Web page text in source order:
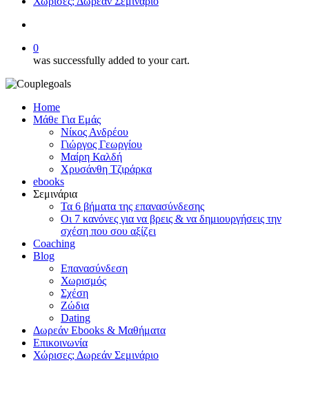
0
was successfully added to your cart.
Home
Μάθε Για Εμάς
Νίκος Ανδρέου
Γιώργος Γεωργίου
Μαίρη Καλδή
Χρυσάνθη Τζιράρκα
ebooks
Σεμινάρια
Τα 6 βήματα της επανασύνδεσης
Οι 7 κανόνες για να βρεις & να δημιουργήσεις την
σχέση που σου αξίζει
Coaching
Blog
Επανασύνδεση
Χωρισμός
Σχέση
Ζώδια
Dating
Δωρεάν Ebooks & Μαθήματα
Επικοινωνία
Χώρισες; Δωρεάν Σεμινάριο